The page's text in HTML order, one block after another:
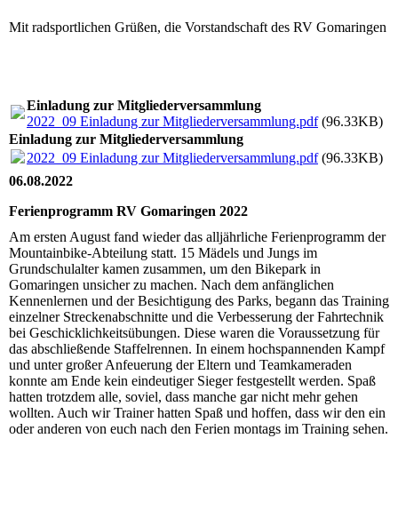
Mit radsportlichen Grüßen, die Vorstandschaft des RV Gomaringen
Einladung zur Mitgliederversammlung
2022_09 Einladung zur Mitgliederversammlung.pdf(96.33KB)
Einladung zur Mitgliederversammlung
2022_09 Einladung zur Mitgliederversammlung.pdf(96.33KB)
06.08.2022
Ferienprogramm RV Gomaringen 2022
Am ersten August fand wieder das alljährliche Ferienprogramm der
Mountainbike-Abteilung statt. 15 Mädels und Jungs im
Grundschulalter kamen zusammen, um den Bikepark in
Gomaringen unsicher zu machen. Nach dem anfänglichen
Kennenlernen und der Besichtigung des Parks, begann das Training
einzelner Streckenabschnitte und die Verbesserung der Fahrtechnik
bei Geschicklichkeitsübungen. Diese waren die Voraussetzung für
das abschließende Staffelrennen. In einem hochspannenden Kampf
und unter großer Anfeuerung der Eltern und Teamkameraden
konnte am Ende kein eindeutiger Sieger festgestellt werden. Spaß
hatten trotzdem alle, soviel, dass manche gar nicht mehr gehen
wollten. Auch wir Trainer hatten Spaß und hoffen, dass wir den ein
oder anderen von euch nach den Ferien montags im Training sehen.